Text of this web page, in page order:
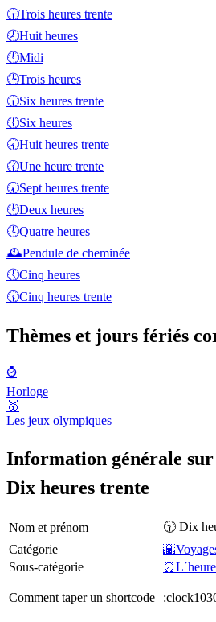
🕞Trois heures trente
🕗Huit heures
🕛Midi
🕒Trois heures
🕡Six heures trente
🕕Six heures
🕣Huit heures trente
🕜Une heure trente
🕢Sept heures trente
🕑Deux heures
🕓Quatre heures
🕰️Pendule de cheminée
🕔Cinq heures
🕠Cinq heures trente
Thèmes et jours fériés
⌚
Horloge
🥇
Les jeux olympiques
Information générale
Dix heures trente
Nom et prénom
🕥 Dix
Catégorie
Sous-catégorie
⏰L´heure
Comment taper un shortcode